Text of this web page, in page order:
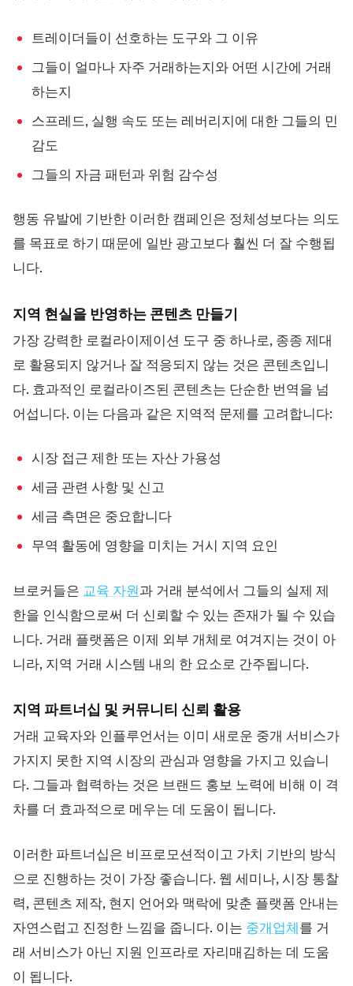
트레이더들이 선호하는 도구와 그 이유
그들이 얼마나 자주 거래하는지와 어떤 시간에 거래
하는지
스프레드, 실행 속도 또는 레버리지에 대한 그들의 민
감도
그들의 자금 패턴과 위험 감수성
행동 유발에 기반한 이러한 캠페인은 정체성보다는 의도
를 목표로 하기 때문에 일반 광고보다 훨씬 더 잘 수행됩
니다.
지역 현실을 반영하는 콘텐츠 만들기
가장 강력한 로컬라이제이션 도구 중 하나로, 종종 제대
로 활용되지 않거나 잘 적응되지 않는 것은 콘텐츠입니
다. 효과적인 로컬라이즈된 콘텐츠는 단순한 번역을 넘
어섭니다. 이는 다음과 같은 지역적 문제를 고려합니다:
시장 접근 제한 또는 자산 가용성
세금 관련 사항 및 신고
세금 측면은 중요합니다
무역 활동에 영향을 미치는 거시 지역 요인
브로커들은 교육 자원과 거래 분석에서 그들의 실제 제
한을 인식함으로써 더 신뢰할 수 있는 존재가 될 수 있습
니다. 거래 플랫폼은 이제 외부 개체로 여겨지는 것이 아
니라, 지역 거래 시스템 내의 한 요소로 간주됩니다.
지역 파트너십 및 커뮤니티 신뢰 활용
거래 교육자와 인플루언서는 이미 새로운 중개 서비스가
가지지 못한 지역 시장의 관심과 영향을 가지고 있습니
다. 그들과 협력하는 것은 브랜드 홍보 노력에 비해 이 격
차를 더 효과적으로 메우는 데 도움이 됩니다.
이러한 파트너십은 비프로모션적이고 가치 기반의 방식
으로 진행하는 것이 가장 좋습니다. 웹 세미나, 시장 통찰
력, 콘텐츠 제작, 현지 언어와 맥락에 맞춘 플랫폼 안내는
자연스럽고 진정한 느낌을 줍니다. 이는 중개업체를 거
래 서비스가 아닌 지원 인프라로 자리매김하는 데 도움
이 됩니다.